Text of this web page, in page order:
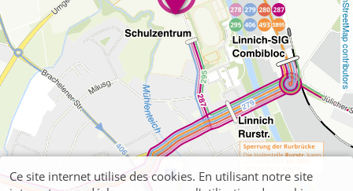
OpenStreetMap contributors
Ce site internet utilise des cookies. En utilisant notre site